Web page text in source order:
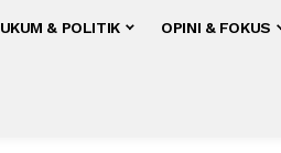
& POLITIK OPINI & FOKUS